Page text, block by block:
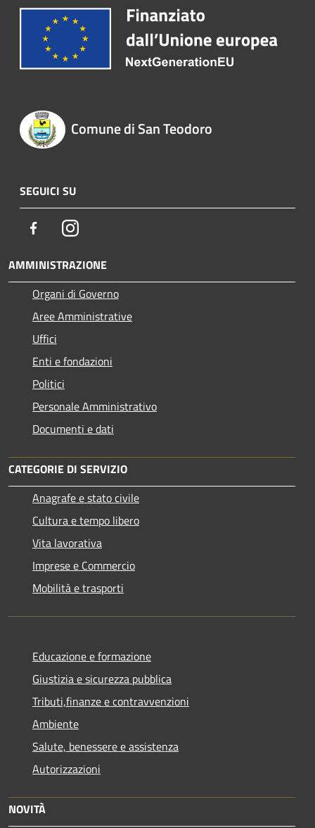
Comune di San Teodoro
SEGUICI SU
FacebookInstagram
AMMINISTRAZIONE
Organi di Governo
Aree Amministrative
Uffici
Enti e fondazioni
Politici
Personale Amministrativo
Documenti e dati
CATEGORIE DI SERVIZIO
Anagrafe e stato civile
Cultura e tempo libero
Vita lavorativa
Imprese e Commercio
Mobilità e trasporti
Educazione e formazione
Giustizia e sicurezza pubblica
Tributi,finanze e contravvenzioni
Ambiente
Salute, benessere e assistenza
Autorizzazioni
NOVITÀ